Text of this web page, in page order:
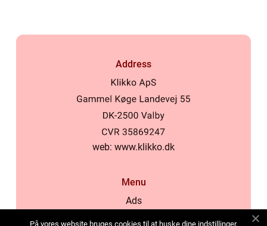
Address
web: www.klikko.dk
Menu
Ads
På vores website bruges cookies til at huske dine indstillinger,